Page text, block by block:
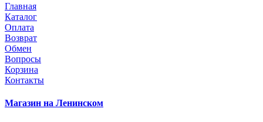
Главная
Каталог
Оплата
Возврат
Обмен
Вопросы
Корзина
Контакты
Магазин на Ленинском